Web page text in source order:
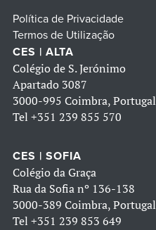
Política de Privacidade
Termos de Utilização
CES | ALTA
Colégio de S. Jerónimo
Apartado 3087
3000-995 Coimbra, Portugal
Tel +351 239 855 570
CES | SOFIA
Colégio da Graça
Rua da Sofia nº 136-138
3000-389 Coimbra, Portugal
Tel +351 239 853 649